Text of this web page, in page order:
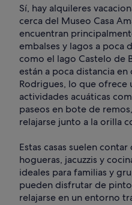
Sí, hay alquileres
cerca del Museo Casa
encuentran
embalses y lagos a poca
como el lago Castelo de
están a poca distancia
Rodrigues, lo que ofrece
actividades acuáticas
paseos en bote de
relajarse junto a la orilla
Estas casas suelen
hogueras, jacuzzis y
ideales para familias y
pueden disfrutar de
relajarse en un entorno